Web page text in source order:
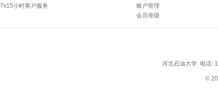
7x15小时客户服务
账户管理
会员等级
河北石油大学 电话:
©